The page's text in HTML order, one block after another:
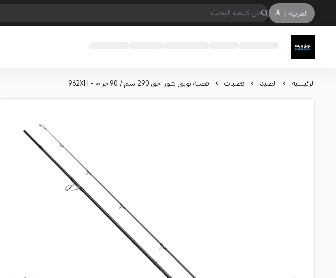
العربية |
لونق بريث
الرئيسية الصيد قصبات قصبة نويبى شور جق 290 سم / 90جرام - 962XH